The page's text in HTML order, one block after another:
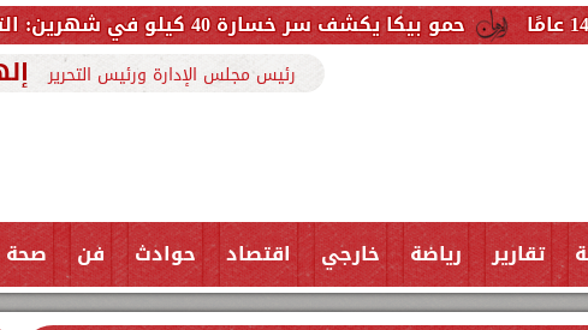
سر خسارة 40 كيلو في شهرين: التزمت بنظام غذائي وتعليمات الطبيب
رئيس مجلس الإدارة ورئيس التحرير
تقارير رياضة خارجي اقتصاد حوادث فن